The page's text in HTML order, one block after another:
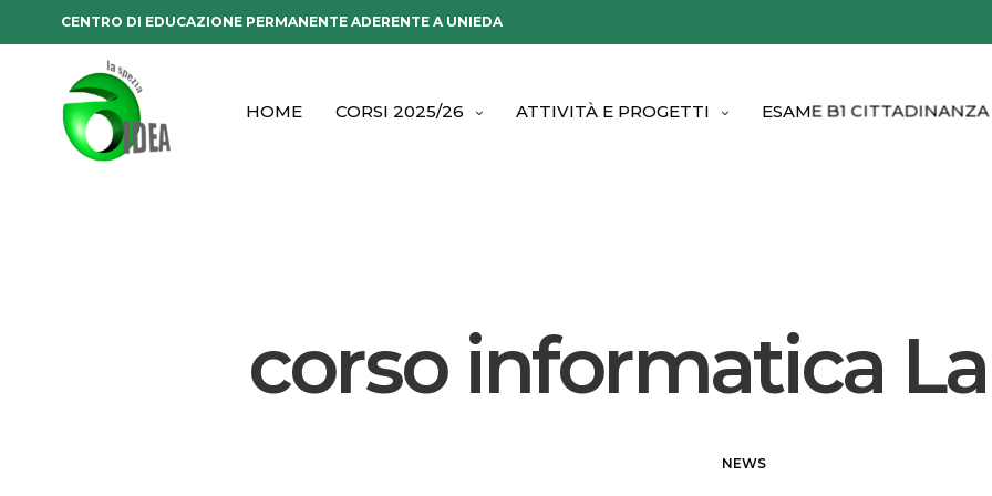
CENTRO DI EDUCAZIONE PERMANENTE ADERENTE A UNIEDA
HOME CORSI 2025/26 ATTIVITÀ E PROGETTI ESAME B1 CITTADINANZA
corso informatica
NEWS